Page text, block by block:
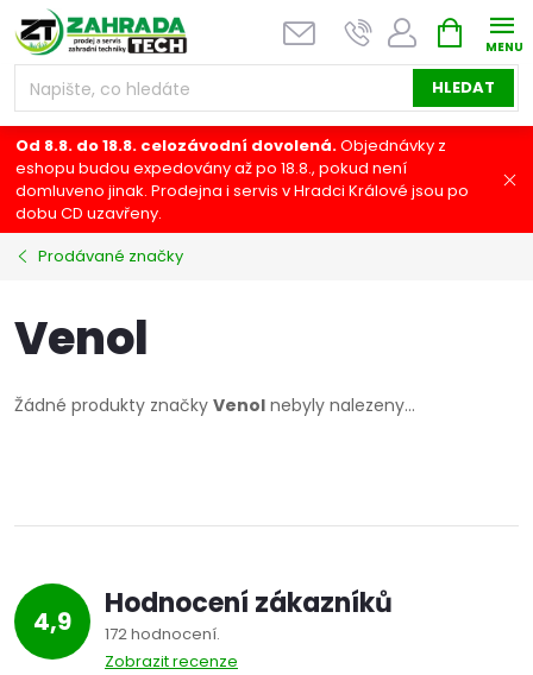
Přejít
na
obsah
HLEDAT
NÁKUPNÍ
KOŠÍK
Od 8.8. do 18.8. celozávodní dovolená.Objednávky z
eshopu budou expedovány až po 18.8., pokud není
domluveno jinak. Prodejna i servis v Hradci Králové jsou po
dobu CD uzavřeny.
Prodávané značky
Venol
Žádné produkty značky Venol nebyly nalezeny...
4,9 Hodnocení zákazníků
172 hodnocení
Zobrazit recenze